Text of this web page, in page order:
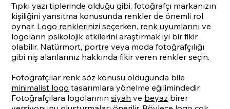
Tıpkı yazı tiplerinde olduğu gibi, fotoğrafçı markanızın
kişiliğini yansıtma konusunda renkler de önemli rol
oynar. Logo renklerinizi seçerken, renk uyumlarını ve
logoların psikolojik etkilerini araştırmak iyi bir fikir
olabilir. Natürmort, portre veya moda fotoğrafçılığı
gibi niş alanlarınız hakkında fikir veren renkler seçin.
Fotoğrafçılar renk söz konusu olduğunda bile
minimalist logo tasarımlara yönelme eğilimindedir.
Fotoğrafçılara logolarınınsiyah ve beyaz birer